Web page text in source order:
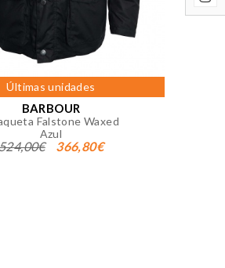
Últimas unidades
BARBOUR
Falstone Waxed
Azul
366,80€